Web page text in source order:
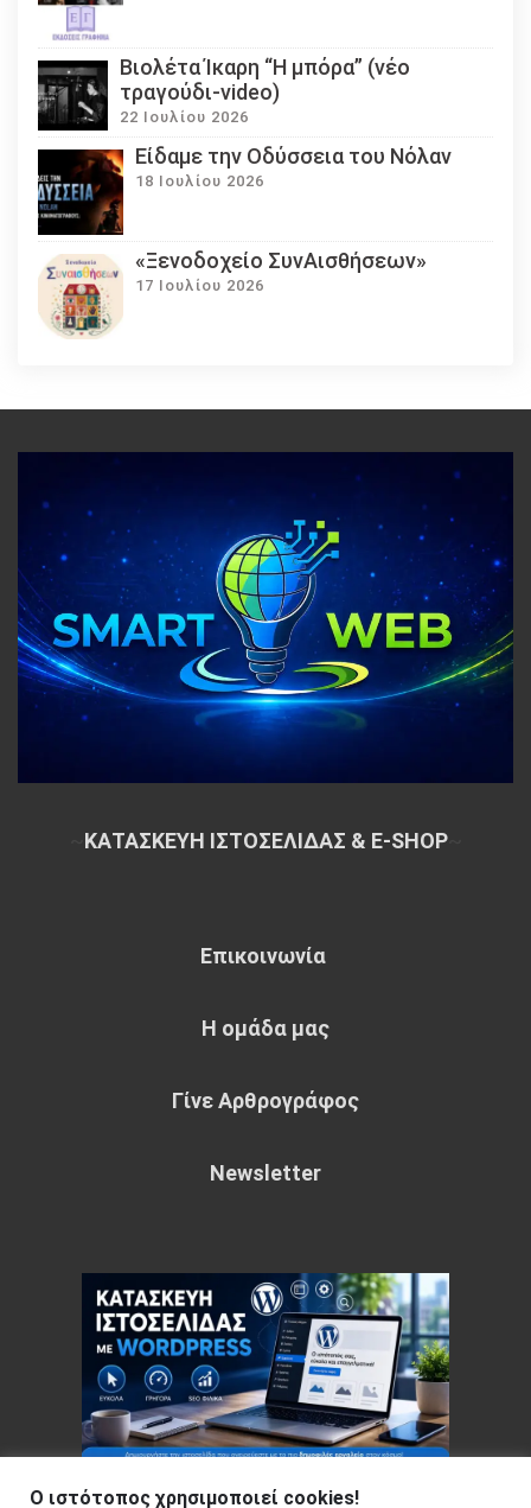
Βιολέτα Ίκαρη “Η μπόρα” (νέο
τραγούδι-video)
22 Ιουλίου 2026
Eίδαμε την Οδύσσεια του Νόλαν
18 Ιουλίου 2026
«Ξενοδοχείο ΣυνΑισθήσεων»
17 Ιουλίου 2026
ΚΑΤΑΣΚΕΥΗ ΙΣΤΟΣΕΛΙΔΑΣ & E-SHOP~
Επικοινωνία
Η ομάδα μας
Γίνε Αρθρογράφος
Newsletter
Ο ιστότοπος χρησιμοποιεί cookies!